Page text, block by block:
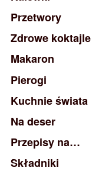
Przetwory
Zdrowe koktajle
Makaron
Pierogi
Kuchnie świata
Na deser
Przepisy na…
Składniki